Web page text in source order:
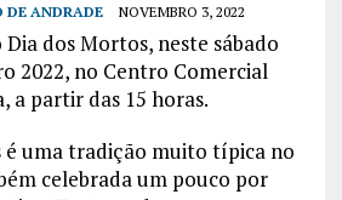
DE ANDRADE NOVEMBRO 3, 2022
dos Mortos, neste sábado
2022, no Centro Comercial
a partir das 15 horas.
é uma tradição muito típica no
celebrada um pouco por